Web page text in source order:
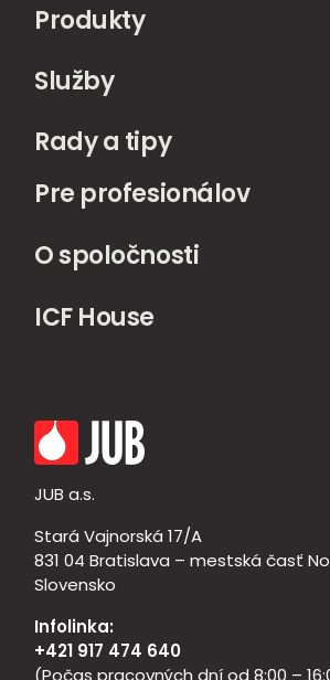
Produkty
Služby
Rady a tipy
Pre profesionálov
O spoločnosti
ICF House
JUB a.s.
Stará Vajnorská 17/A
831 04 Bratislava – mestská časť
Slovensko
Infolinka:
+421 917 474 640